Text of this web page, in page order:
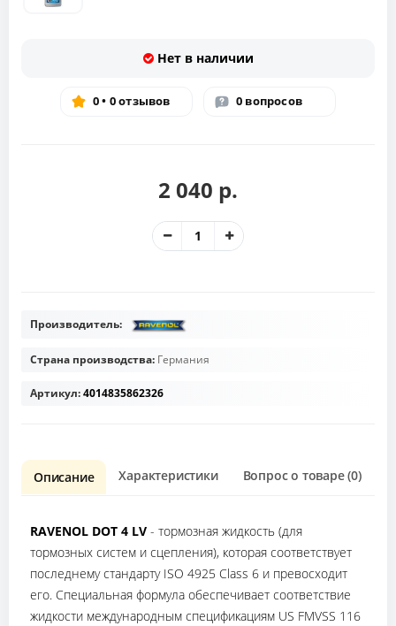
Нет в наличии
0 • 0 отзывов 0 вопросов
2 040 р.
Производитель:
Страна производства: Германия
Артикул:4014835862326
Описание Характеристики Вопрос о товаре (0)
RAVENOL DOT 4 LV - тормозная жидкость (для
тормозных систем и сцепления), которая соответствует
последнему стандарту ISO 4925 Class 6 и превосходит
его. Специальная формула обеспечивает соответствие
жидкости международным спецификациям US FMVSS 116